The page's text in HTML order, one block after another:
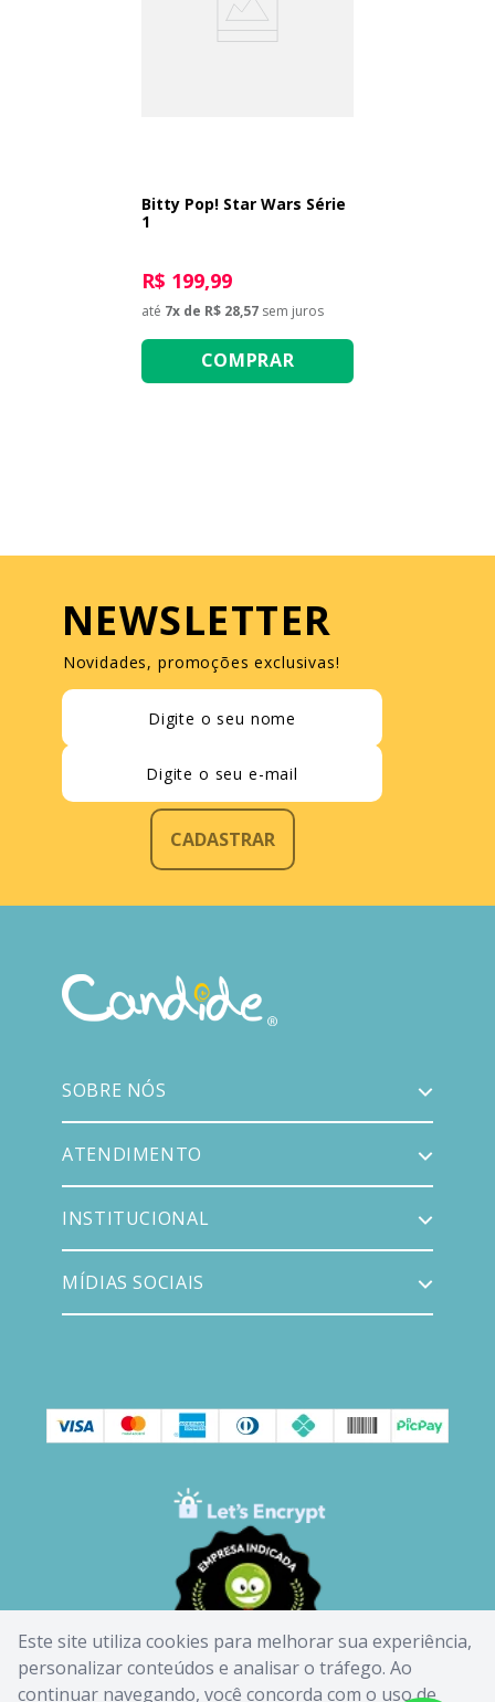
Este site utiliza cookies para melhorar sua experiência,
personalizar conteúdos e analisar o tráfego. Ao
continuar navegando, você concorda com o uso de
Bitty Pop! Star Wars Série
1
R$ 199,99
até 7x de R$ 28,57 sem juros
COMPRAR
NEWSLETTER
Novidades, promoções exclusivas!
CADASTRAR
SOBRE NÓS
ATENDIMENTO
INSTITUCIONAL
MÍDIAS SOCIAIS